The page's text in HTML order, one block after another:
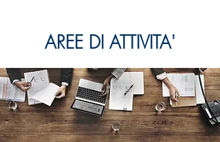
AREE DI ATTIVITA'